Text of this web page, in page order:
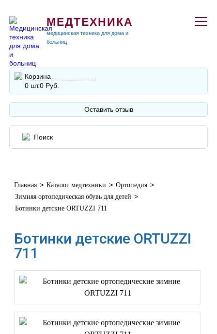
МЕДТЕХНИКА
медицинская техника для дома и
больниц
Корзина
0 шт.0 Руб.
Оставить отзыв
Главная > Каталог медтехники > Ортопедия >
Зимняя ортопедическая обувь для детей >
Ботинки детские ORTUZZI 711
Ботинки детские ORTUZZI
711